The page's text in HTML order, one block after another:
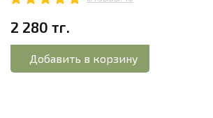
2 280 тг.
Добавить в корзину